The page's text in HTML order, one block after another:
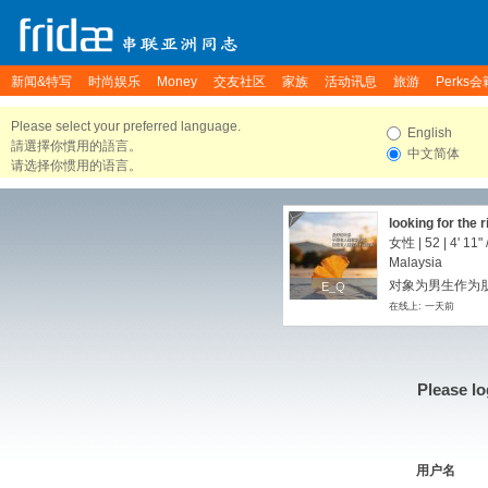
新闻&特写 时尚娱乐 Money 交友社区 家族 活动讯息 旅游 Perks会
Please select your preferred language.
請選擇你慣用的語言。
请选择你惯用的语言。
English
中文简体
E_Q
E_Q
looking for the
女性 | 52 | 4' 11"
Malaysia
对象为男生作为
在线上: 一天前
Please
用户名